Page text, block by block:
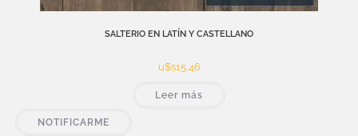
SALTERIO EN LATÍN Y CASTELLANO
u$s15,46
Leer más
NOTIFICARME